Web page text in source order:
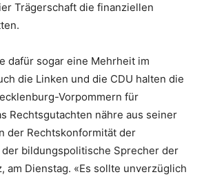
Trägerschaft die finanziellen
dafür sogar eine Mehrheit im
die Linken und die CDU halten die
Vorpommern für
Rechtsgutachten nähre aus seiner
der Rechtskonformität der
bildungspolitische Sprecher der
am Dienstag. «Es sollte unverzüglich